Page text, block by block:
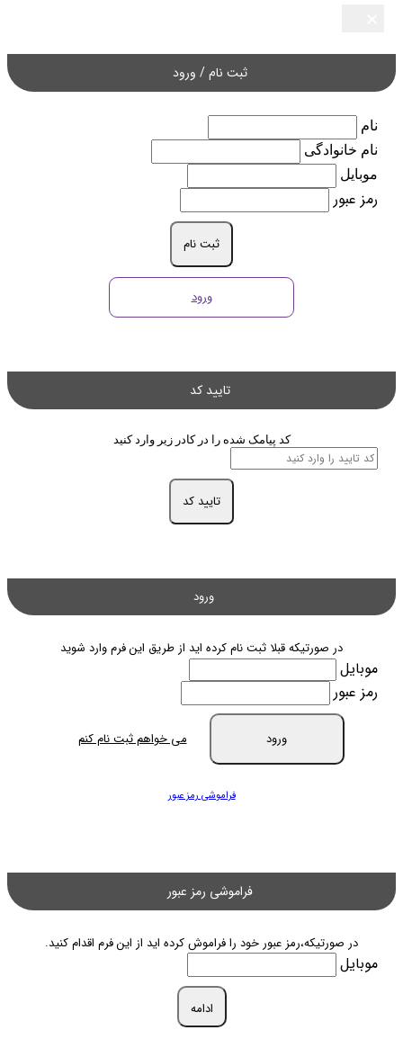
ثبت نام / ورود
نام
نام خانوادگی
موبایل
رمز عبور
ثبت نام
ورود
تایید کد
کد پیامک شده را در کادر زیر وارد کنید
تایید کد
ورود
در صورتیکه قبلا ثبت نام کرده اید از طریق این فرم وارد شوید
موبایل
رمز عبور
ورود می خواهم ثبت نام کنم
فراموشی رمز عبور
فراموشی رمز عبور
در صورتیکه،رمز عبور خود را فراموش کرده اید از این فرم اقدام کنید.
موبایل
ادامه